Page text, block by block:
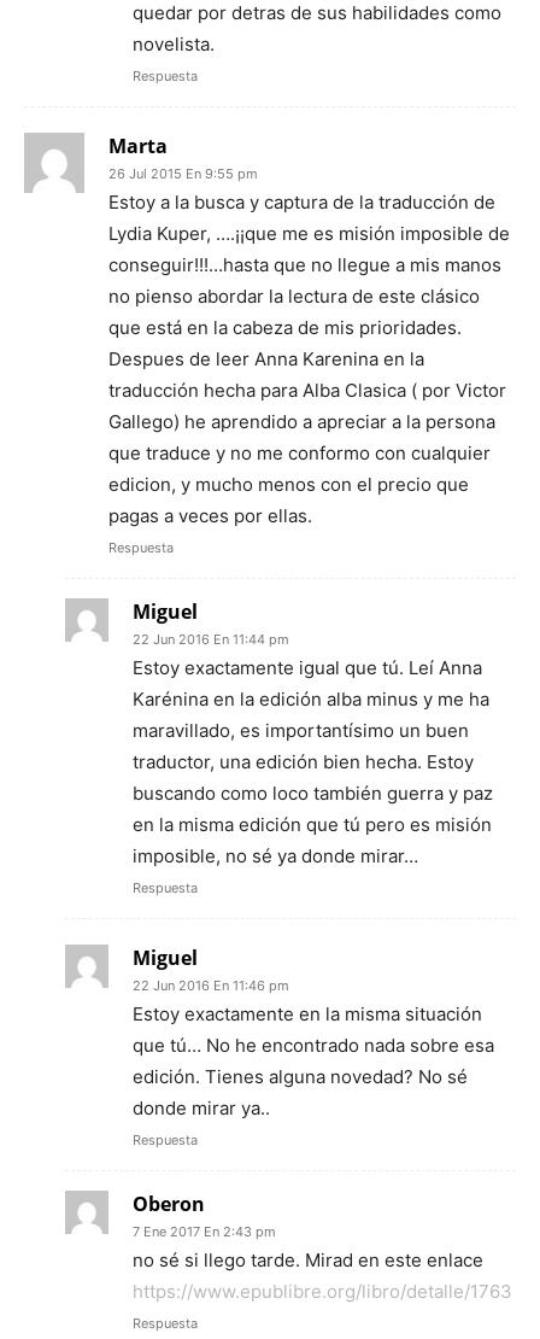
quedar por detras de sus habilidades como
novelista.
Respuesta
Marta
26 Jul 2015 En 9:55 pm
Estoy a la busca y captura de la traducción de
Lydia Kuper, ….¡¡que me es misión imposible de
conseguir!!!…hasta que no llegue a mis manos
no pienso abordar la lectura de este clásico
que está en la cabeza de mis prioridades.
Despues de leer Anna Karenina en la
traducción hecha para Alba Clasica ( por Victor
Gallego) he aprendido a apreciar a la persona
que traduce y no me conformo con cualquier
edicion, y mucho menos con el precio que
pagas a veces por ellas.
Respuesta
Miguel
22 Jun 2016 En 11:44 pm
Estoy exactamente igual que tú. Leí Anna
Karénina en la edición alba minus y me ha
maravillado, es importantísimo un buen
traductor, una edición bien hecha. Estoy
buscando como loco también guerra y paz
en la misma edición que tú pero es misión
imposible, no sé ya donde mirar…
Respuesta
Miguel
22 Jun 2016 En 11:46 pm
Estoy exactamente en la misma situación
que tú… No he encontrado nada sobre esa
edición. Tienes alguna novedad? No sé
donde mirar ya..
Respuesta
Oberon
7 Ene 2017 En 2:43 pm
no sé si llego tarde. Mirad en este enlace
https://www.epublibre.org/libro/detalle/1763
Respuesta